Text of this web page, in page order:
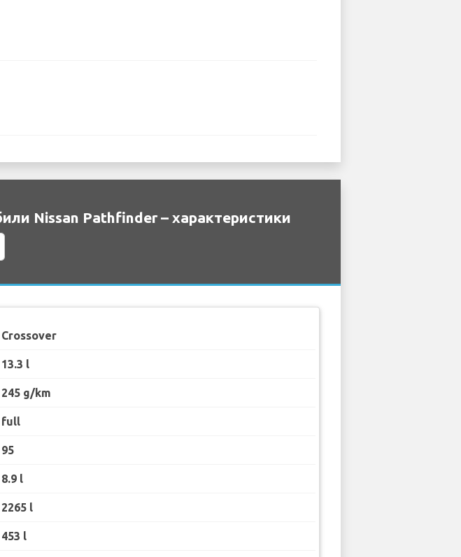
Nissan Pathfinder – характеристики
Crossover
13.3 l
245 g/km
full
95
8.9 l
2265 l
453 l